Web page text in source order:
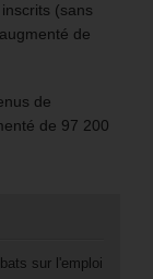
(sans
de
de
de 97 200
sur l'emploi